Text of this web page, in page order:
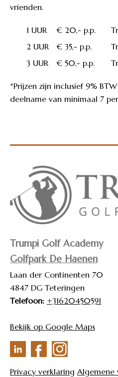
vrienden.
1 UUR € 20,- p.p.
2 UUR
€ 35,- p.p.
3 UUR
€ 50,- p.p.
*Prijzen zijn inclusief 9%
deelname van minimaal 7
Trumpi Golf Academy
Golfpark De Haenen
Laan der Continenten 70
4847 DG Teteringen
Telefoon: +31620450591
Bekijk op Google Maps
Privacy verklaring Algemene